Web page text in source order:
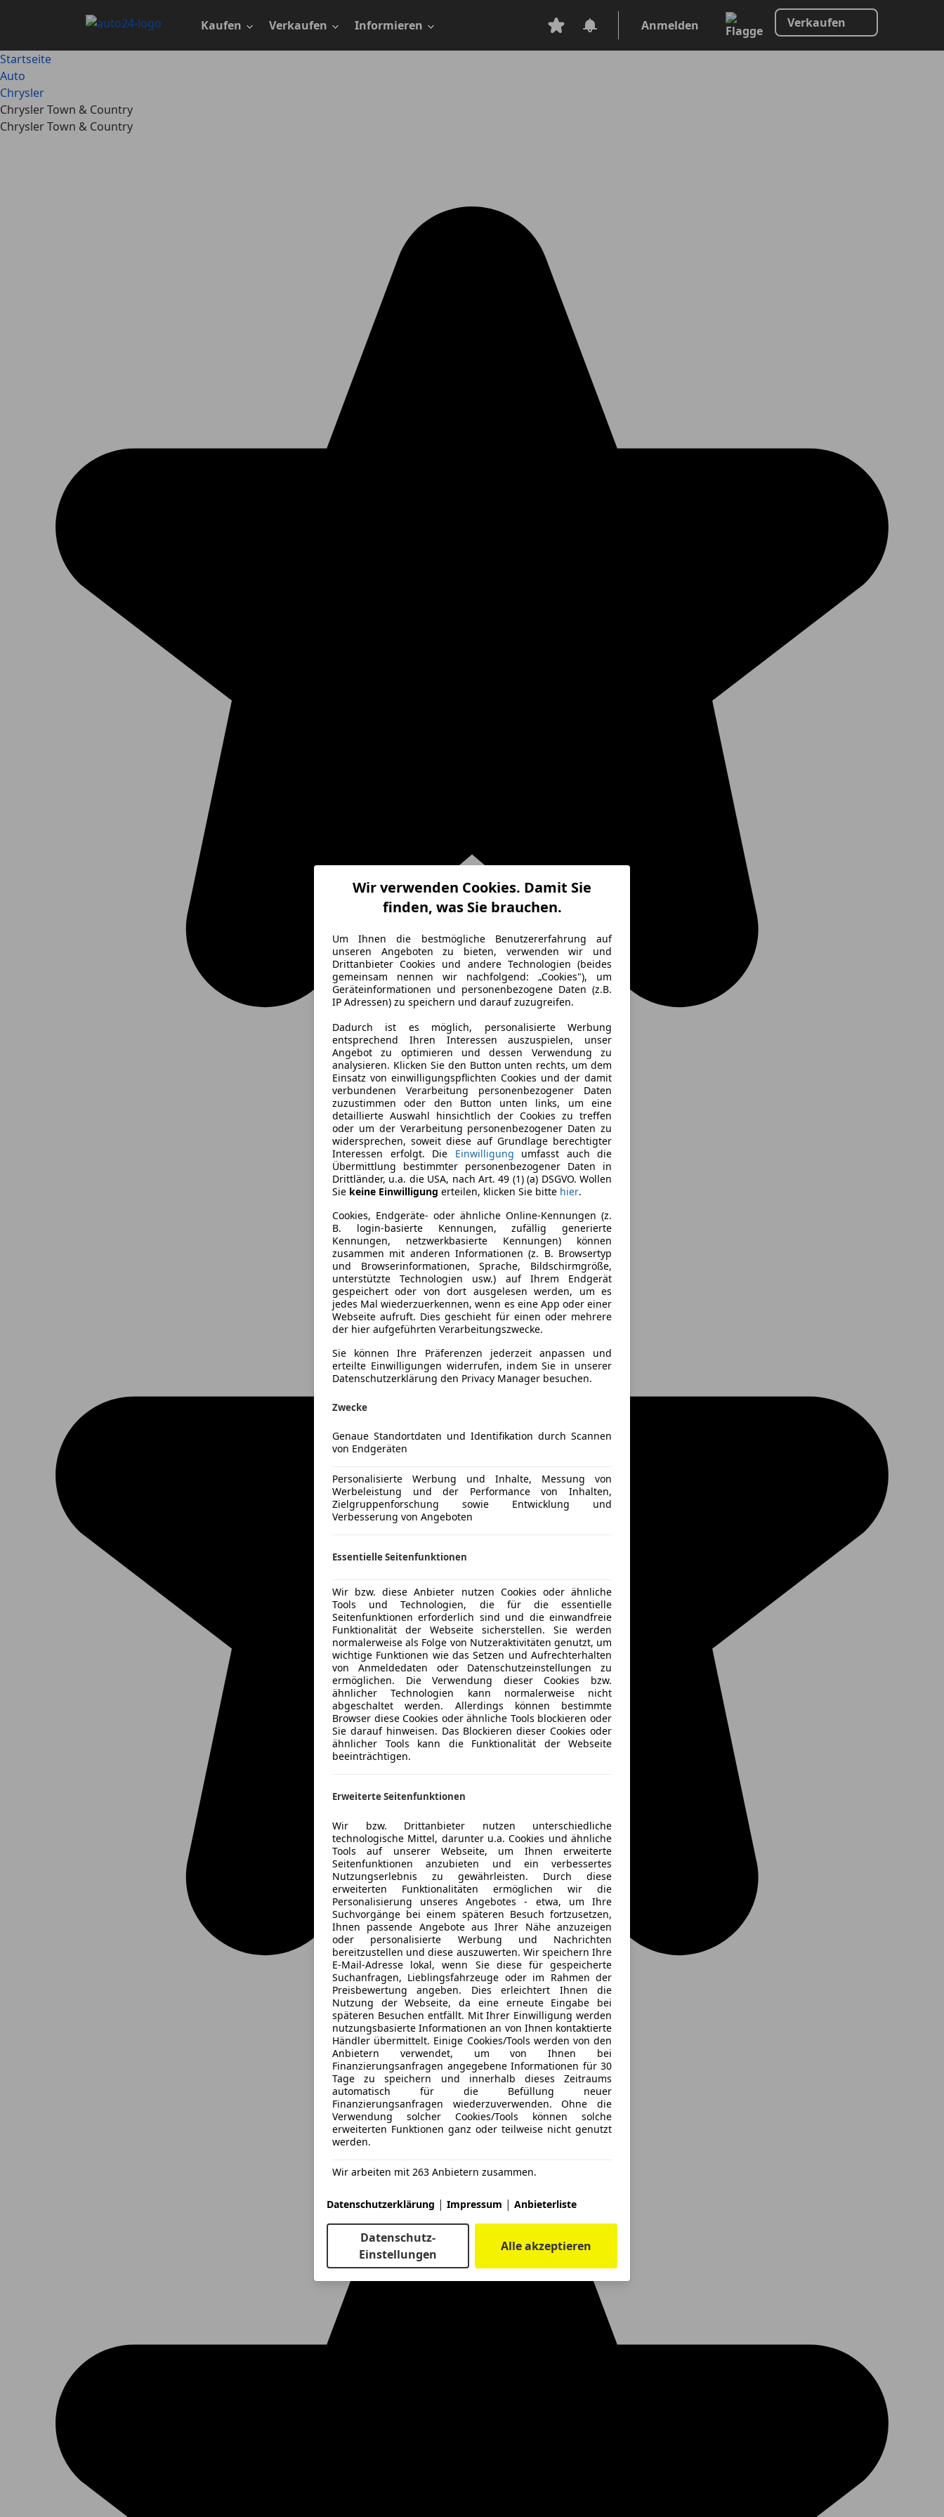
Kaufen Verkaufen Informieren Anmelden Verkaufen
Startseite
Auto
Chrysler
Chrysler Town & Country
Chrysler Town & Country
Wir verwenden Cookies. Damit Sie
finden, was Sie brauchen.
Um Ihnen die bestmögliche Benutzererfahrung auf
unseren Angeboten zu bieten, verwenden wir und
Drittanbieter Cookies und andere Technologien (beides
gemeinsam nennen wir nachfolgend: „Cookies"), um
Geräteinformationen und personenbezogene Daten (z.B.
IP Adressen) zu speichern und darauf zuzugreifen.
Dadurch ist es möglich, personalisierte Werbung
entsprechend Ihren Interessen auszuspielen, unser
Angebot zu optimieren und dessen Verwendung zu
analysieren. Klicken Sie den Button unten rechts, um dem
Einsatz von einwilligungspflichten Cookies und der damit
verbundenen Verarbeitung personenbezogener Daten
zuzustimmen oder den Button unten links, um eine
detaillierte Auswahl hinsichtlich der Cookies zu treffen
oder um der Verarbeitung personenbezogener Daten zu
widersprechen, soweit diese auf Grundlage berechtigter
Interessen erfolgt. Die Einwilligung umfasst auch die
Übermittlung bestimmter personenbezogener Daten in
Drittländer, u.a. die USA, nach Art. 49 (1) (a) DSGVO. Wollen
Sie keine Einwilligung erteilen, klicken Sie bitte hier.
Cookies, Endgeräte- oder ähnliche Online-Kennungen (z.
B. login-basierte Kennungen, zufällig generierte
Kennungen, netzwerkbasierte Kennungen) können
zusammen mit anderen Informationen (z. B. Browsertyp
und Browserinformationen, Sprache, Bildschirmgröße,
unterstützte Technologien usw.) auf Ihrem Endgerät
gespeichert oder von dort ausgelesen werden, um es
jedes Mal wiederzuerkennen, wenn es eine App oder einer
Webseite aufruft. Dies geschieht für einen oder mehrere
der hier aufgeführten Verarbeitungszwecke.
Sie können Ihre Präferenzen jederzeit anpassen und
erteilte Einwilligungen widerrufen, indem Sie in unserer
Datenschutzerklärung den Privacy Manager besuchen.
Zwecke
Genaue Standortdaten und Identifikation durch Scannen
von Endgeräten
Personalisierte Werbung und Inhalte, Messung von
Werbeleistung und der Performance von Inhalten,
Zielgruppenforschung sowie Entwicklung und
Verbesserung von Angeboten
Essentielle Seitenfunktionen
Wir bzw. diese Anbieter nutzen Cookies oder ähnliche
Tools und Technologien, die für die essentielle
Seitenfunktionen erforderlich sind und die einwandfreie
Funktionalität der Webseite sicherstellen. Sie werden
normalerweise als Folge von Nutzeraktivitäten genutzt, um
wichtige Funktionen wie das Setzen und Aufrechterhalten
von Anmeldedaten oder Datenschutzeinstellungen zu
ermöglichen. Die Verwendung dieser Cookies bzw.
ähnlicher Technologien kann normalerweise nicht
abgeschaltet werden. Allerdings können bestimmte
Browser diese Cookies oder ähnliche Tools blockieren oder
Sie darauf hinweisen. Das Blockieren dieser Cookies oder
ähnlicher Tools kann die Funktionalität der Webseite
beeinträchtigen.
Erweiterte Seitenfunktionen
Wir bzw. Drittanbieter nutzen unterschiedliche
technologische Mittel, darunter u.a. Cookies und ähnliche
Tools auf unserer Webseite, um Ihnen erweiterte
Seitenfunktionen anzubieten und ein verbessertes
Nutzungserlebnis zu gewährleisten. Durch diese
erweiterten Funktionalitäten ermöglichen wir die
Personalisierung unseres Angebotes - etwa, um Ihre
Suchvorgänge bei einem späteren Besuch fortzusetzen,
Ihnen passende Angebote aus Ihrer Nähe anzuzeigen
oder personalisierte Werbung und Nachrichten
bereitzustellen und diese auszuwerten. Wir speichern Ihre
E-Mail-Adresse lokal, wenn Sie diese für gespeicherte
Suchanfragen, Lieblingsfahrzeuge oder im Rahmen der
Preisbewertung angeben. Dies erleichtert Ihnen die
Nutzung der Webseite, da eine erneute Eingabe bei
späteren Besuchen entfällt. Mit Ihrer Einwilligung werden
nutzungsbasierte Informationen an von Ihnen kontaktierte
Händler übermittelt. Einige Cookies/Tools werden von den
Anbietern verwendet, um von Ihnen bei
Finanzierungsanfragen angegebene Informationen für 30
Tage zu speichern und innerhalb dieses Zeitraums
automatisch für die Befüllung neuer
Finanzierungsanfragen wiederzuverwenden. Ohne die
Verwendung solcher Cookies/Tools können solche
erweiterten Funktionen ganz oder teilweise nicht genutzt
werden.
Wir arbeiten mit 263 Anbietern zusammen.
Datenschutzerklärung | Impressum | Anbieterliste
Datenschutz-
Einstellungen
Alle akzeptieren